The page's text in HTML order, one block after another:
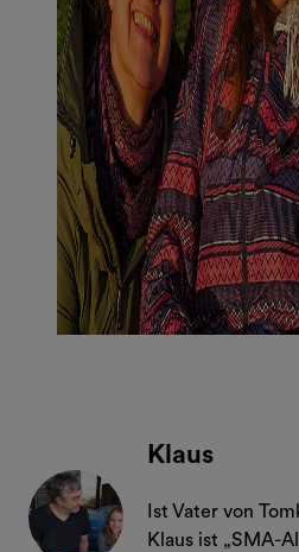
Klaus
Ist Vater von
Klaus ist „SMA-